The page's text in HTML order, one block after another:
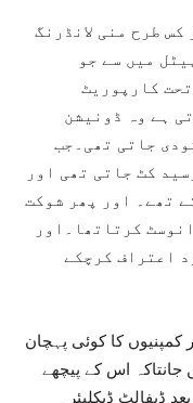
طرح منی لانڈرنگ
میں سے جو
کارپوریٹ
ہے وہ ڈونیشن
جاتی تھی۔جب
کٹ جاتی تھی اور
تھے۔ اور پھر شوکت
کرتاتھا۔اور
اعتراف کرچکے
کا کوئی پہچان
جانتاکہ اس کے پیچھے
ڈیفالٹ ڈیکلیئر